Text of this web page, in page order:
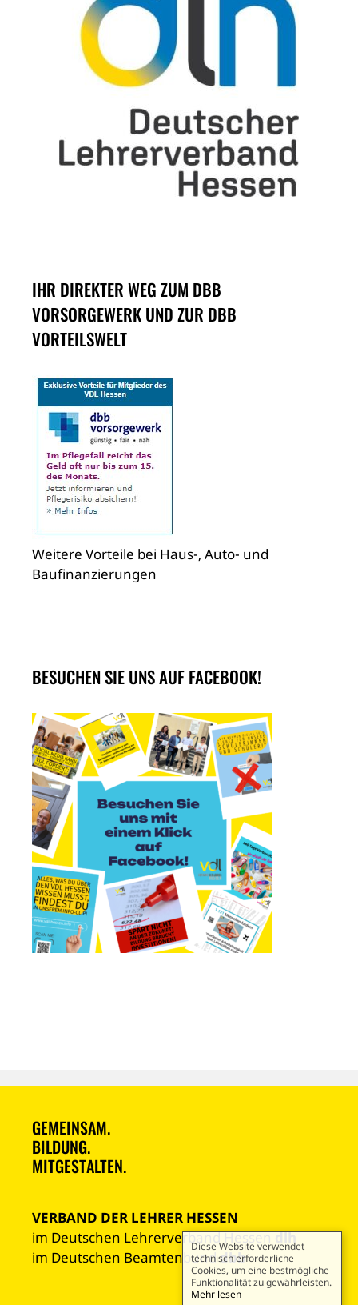
IHR DIREKTER WEG ZUM DBB
VORSORGEWERK UND ZUR DBB
VORTEILSWELT
Weitere Vorteile bei Haus-, Auto- und
Baufinanzierungen
BESUCHEN SIE UNS AUF FACEBOOK!
GEMEINSAM.
BILDUNG.
MITGESTALTEN.
VERBAND DER LEHRER HESSEN
im Deutschen Lehrerverband Hessendlh
im Deutschen Beamtenbunddbb
Diese Website verwendet
technisch erforderliche
Cookies, um eine bestmögliche
Funktionalität zu gewährleisten.
Mehr lesen